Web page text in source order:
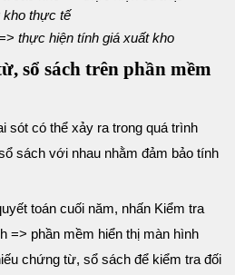
kho thực tế
thực hiện tính giá xuất kho
sổ sách trên phần mềm
sót có thể xảy ra trong quá trình
sách với nhau nhằm đảm bảo tính
toán cuối năm, nhấn Kiểm tra
=> phần mềm hiển thị màn hình
chứng từ, sổ sách để kiểm tra đối